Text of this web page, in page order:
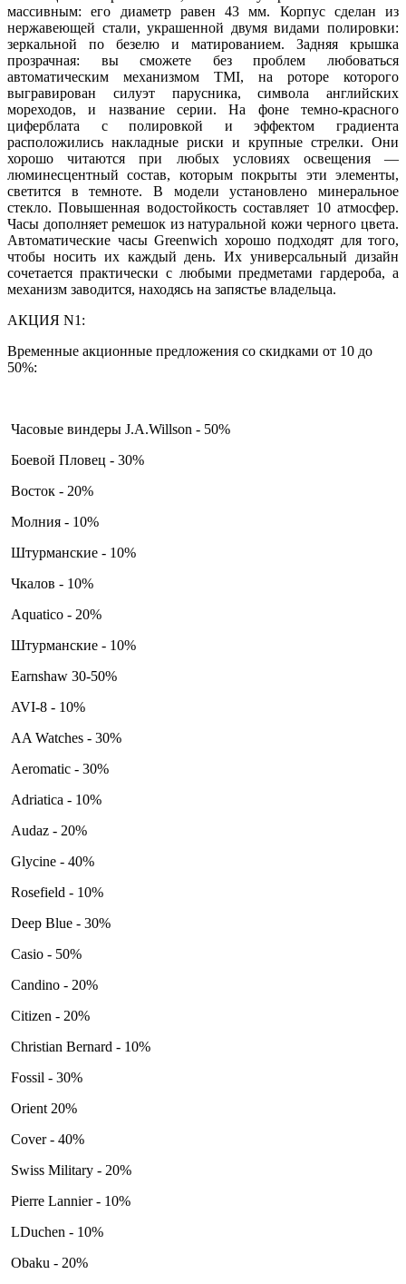
массивным: его диаметр равен 43 мм. Корпус сделан из
нержавеющей стали, украшенной двумя видами полировки:
зеркальной по безелю и матированием. Задняя крышка
прозрачная: вы сможете без проблем любоваться
автоматическим механизмом TMI, на роторе которого
выгравирован силуэт парусника, символа английских
мореходов, и название серии. На фоне темно-красного
циферблата с полировкой и эффектом градиента
расположились накладные риски и крупные стрелки. Они
хорошо читаются при любых условиях освещения —
люминесцентный состав, которым покрыты эти элементы,
светится в темноте. В модели установлено минеральное
стекло. Повышенная водостойкость составляет 10 атмосфер.
Часы дополняет ремешок из натуральной кожи черного цвета.
Автоматические часы Greenwich хорошо подходят для того,
чтобы носить их каждый день. Их универсальный дизайн
сочетается практически с любыми предметами гардероба, а
механизм заводится, находясь на запястье владельца.
АКЦИЯ N1:
Временные акционные предложения со скидками от 10 до
50%:
Часовые виндеры J.A.Willson - 50%
Боевой Пловец - 30%
Восток - 20%
Молния - 10%
Штурманские - 10%
Чкалов - 10%
Aquatico - 20%
Штурманские - 10%
Earnshaw 30-50%
AVI-8 - 10%
AA Watches - 30%
Aeromatic - 30%
Adriatica - 10%
Audaz - 20%
Glycine - 40%
Rosefield - 10%
Deep Blue - 30%
Casio - 50%
Candino - 20%
Citizen - 20%
Christian Bernard - 10%
Fossil - 30%
Orient 20%
Cover - 40%
Swiss Military - 20%
Pierre Lannier - 10%
LDuchen - 10%
Obaku - 20%